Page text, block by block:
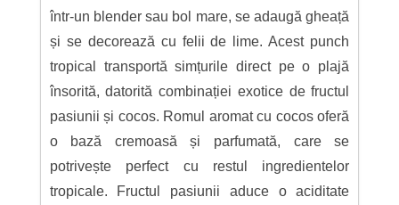
într-un blender sau bol mare, se adaugă gheață
și se decorează cu felii de lime. Acest punch
tropical transportă simțurile direct pe o plajă
însorită, datorită combinației exotice de fructul
pasiunii și cocos. Romul aromat cu cocos oferă
o bază cremoasă și parfumată, care se
potrivește perfect cu restul ingredientelor
tropicale. Fructul pasiunii aduce o aciditate